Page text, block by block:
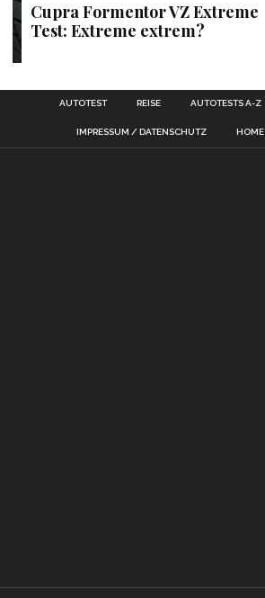
Cupra Formentor VZ Extreme
Test: Extreme extrem?
AUTOTEST REISE AUTOTESTS A-Z
IMPRESSUM / DATENSCHUTZ HOME